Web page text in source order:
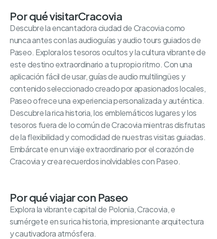
Por qué visitarCracovia
Descubre la encantadora ciudad de Cracovia como
nunca antes con las audioguías y audio tours guiados de
Paseo. Explora los tesoros ocultos y la cultura vibrante de
este destino extraordinario a tu propio ritmo. Con una
aplicación fácil de usar, guías de audio multilingües y
contenido seleccionado creado por apasionados locales,
Paseo ofrece una experiencia personalizada y auténtica.
Descubre la rica historia, los emblemáticos lugares y los
tesoros fuera de lo común de Cracovia mientras disfrutas
de la flexibilidad y comodidad de nuestras visitas guiadas.
Embárcate en un viaje extraordinario por el corazón de
Cracovia y crea recuerdos inolvidables con Paseo.
Por qué viajar con Paseo
Explora la vibrante capital de Polonia, Cracovia, e
sumérgete en su rica historia, impresionante arquitectura
y cautivadora atmósfera.